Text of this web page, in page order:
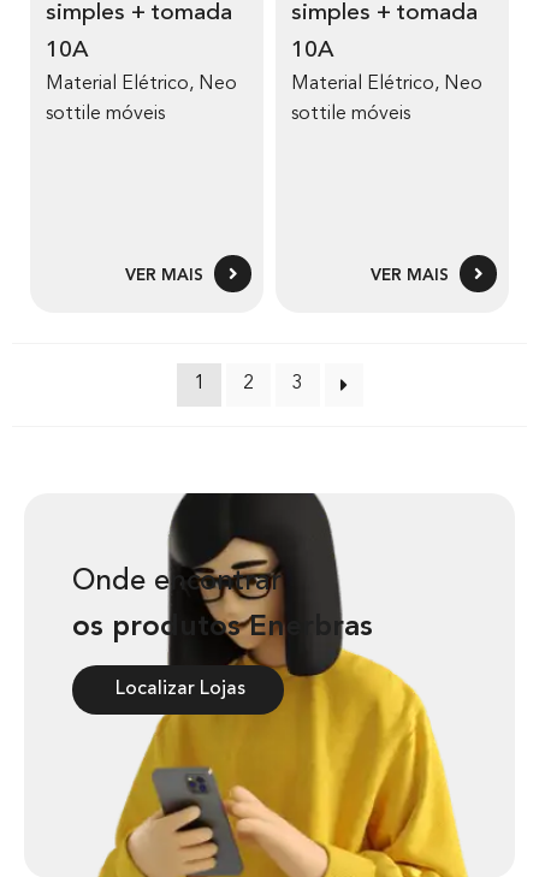
simples + tomada
10A
Material Elétrico, Neo
sottile móveis
VER MAIS
simples + tomada
10A
Material Elétrico, Neo
sottile móveis
VER MAIS
1 2 3
Onde encontrar
os produtos Enerbras
Localizar Lojas